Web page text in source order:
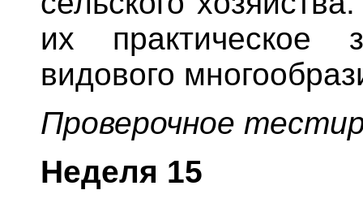
их практическое
видового
Проверочное
Неделя 15